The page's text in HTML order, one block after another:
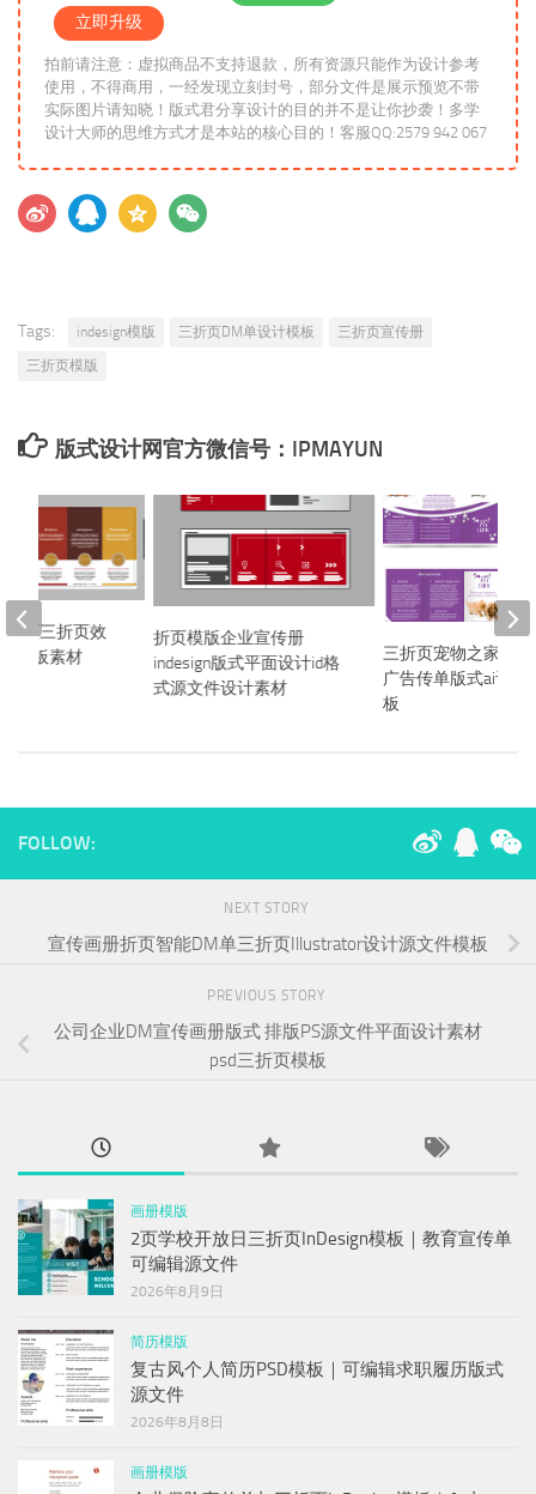
立即升级
拍前请注意：虚拟商品不支持退款，所有资源只能作为设计参考
使用，不得商用，一经发现立刻封号，部分文件是展示预览不带
实际图片请知晓！版式君分享设计的目的并不是让你抄袭！多学
设计大师的思维方式才是本站的核心目的！客服QQ:2579 942 067
Tags: indesign模版 三折页DM单设计模板
三折页宣传册
三折页模版
版式设计网官方微信号：IPMAYUN
折页模版企业宣传册
indesign版式平面设计id格
式源文件设计素材
三折页宠物之家DM
广告传单版式ai设计
板
折页三折页效
模板素材
FOLLOW:
NEXT STORY
宣传画册折页智能DM单三折页Illustrator设计源文件模板
PREVIOUS STORY
公司企业DM宣传画册版式 排版PS源文件平面设计素材
psd三折页模板
画册模版
2页学校开放日三折页InDesign模板｜教育宣传单
可编辑源文件
2026年8月9日
简历模版
复古风个人简历PSD模板｜可编辑求职履历版式
源文件
2026年8月8日
画册模版